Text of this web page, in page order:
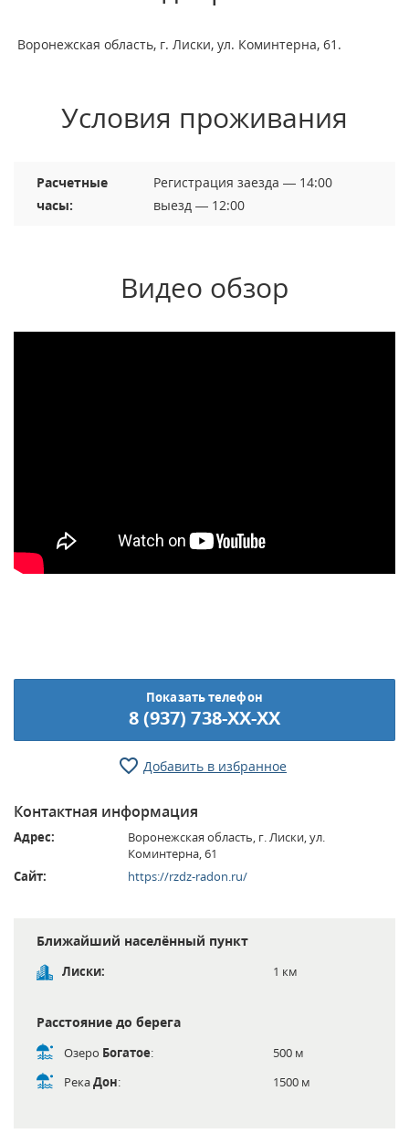
Воронежская область, г. Лиски, ул. Коминтерна, 61.
Условия проживания
Расчетные
часы:
Регистрация заезда — 14:00
выезд — 12:00
Видео обзор
Показать телефон
8 (937) 738-XX-XX
Добавить в избранное
Контактная информация
Адрес:
Воронежская область, г. Лиски, ул.
Коминтерна, 61
Сайт:
https://rzdz-radon.ru/
Ближайший населённый пункт
Лиски: 1 км
Расстояние до берега
Озеро Богатое:
500 м
РекаДон: 1500 м